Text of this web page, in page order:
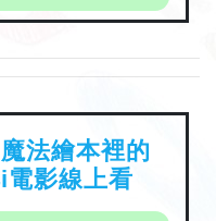
法繪本裡的
影線上看